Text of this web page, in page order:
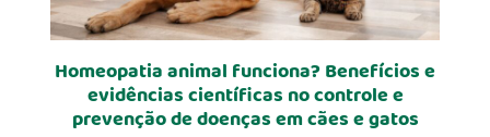
Homeopatia animal funciona? Benefícios e
evidências científicas no controle e
prevenção de doenças em cães e gatos